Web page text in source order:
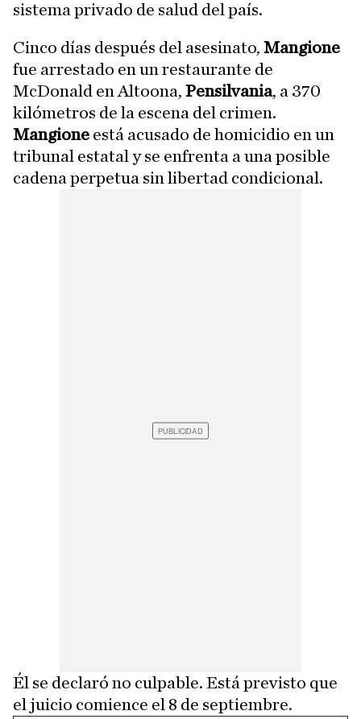
sistema privado de salud del país.
Cinco días después del asesinato, Mangione
fue arrestado en un restaurante de
McDonald en Altoona, Pensilvania, a 370
kilómetros de la escena del crimen.
Mangione está acusado de homicidio en un
tribunal estatal y se enfrenta a una posible
cadena perpetua sin libertad condicional.
Él se declaró no culpable. Está previsto que
el juicio comience el 8 de septiembre.